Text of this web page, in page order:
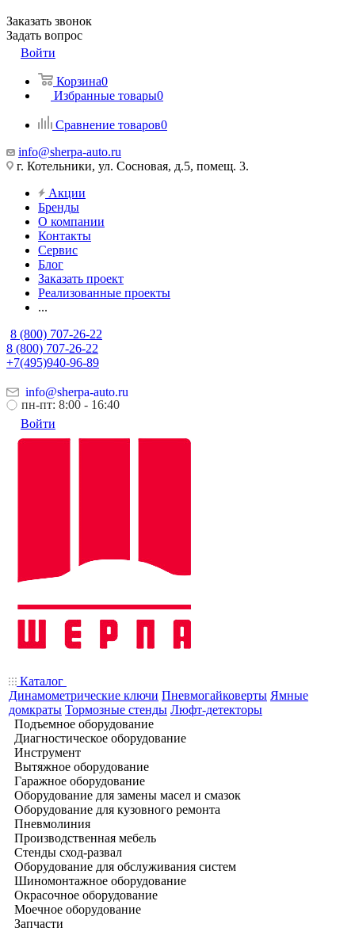
Заказать звонок
Задать вопрос
Войти
Корзина0
Избранные товары0
Сравнение товаров0
info@sherpa-auto.ru
г. Котельники, ул. Сосновая, д.5, помещ. 3.
Акции
Бренды
О компании
Контакты
Сервис
Блог
Заказать проект
Реализованные проекты
...
8 (800) 707-26-22
8 (800) 707-26-22
+7(495)940-96-89
info@sherpa-auto.ru
пн-пт: 8:00 - 16:40
Войти
Каталог
Динамометрические ключи Пневмогайковерты Ямные
домкраты Тормозные стенды Люфт-детекторы
Подъемное оборудование
Диагностическое оборудование
Инструмент
Вытяжное оборудование
Гаражное оборудование
Оборудование для замены масел и смазок
Оборудование для кузовного ремонта
Пневмолиния
Производственная мебель
Стенды сход-развал
Оборудование для обслуживания систем
Шиномонтажное оборудование
Окрасочное оборудование
Моечное оборудование
Запчасти